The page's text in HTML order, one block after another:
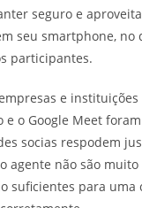
seguro e
seu smartphone,
participantes.
e
e o Google Meet
socias respodem
agente não são
suficientes para